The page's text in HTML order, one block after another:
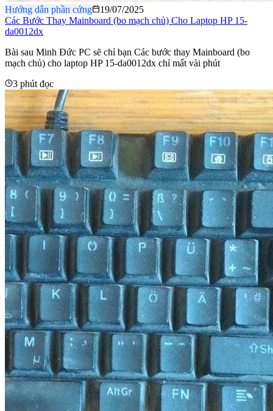
Hướng dẫn phần cứng
19/07/2025
Các Bước Thay Mainboard (bo mạch chủ) Cho Laptop HP 15-
da0012dx
Bài sau Minh Đức PC sẽ chỉ bạn Các bước thay Mainboard (bo
mạch chủ) cho laptop HP 15-da0012dx chỉ mất vài phút
3 phút đọc